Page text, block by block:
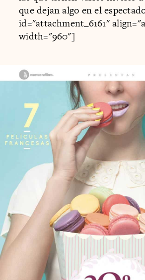
que dejan algo en el
id="attachment_6161"
width="960"]